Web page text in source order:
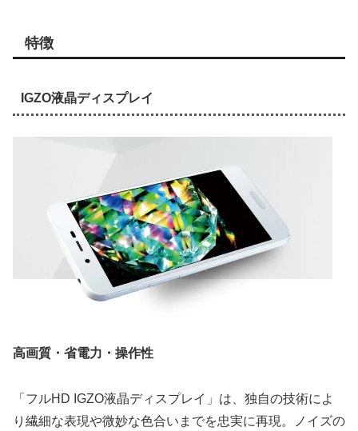
特徴
IGZO液晶ディスプレイ
高画質・省電力・操作性
「フルHD IGZO液晶ディスプレイ」は、独自の技術によ
り繊細な表現や微妙な色合いまでを忠実に再現。ノイズの